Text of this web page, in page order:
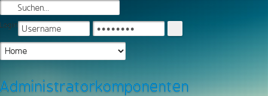
Login
Administratorkomponenten